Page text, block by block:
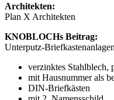
Architekten:
Plan X Architekten
KNOBLOCHs Beitrag:
Unterputz-Briefkastenanlagen
verzinktes Stahlblech,
mit Hausnummer als
DIN-Briefkästen